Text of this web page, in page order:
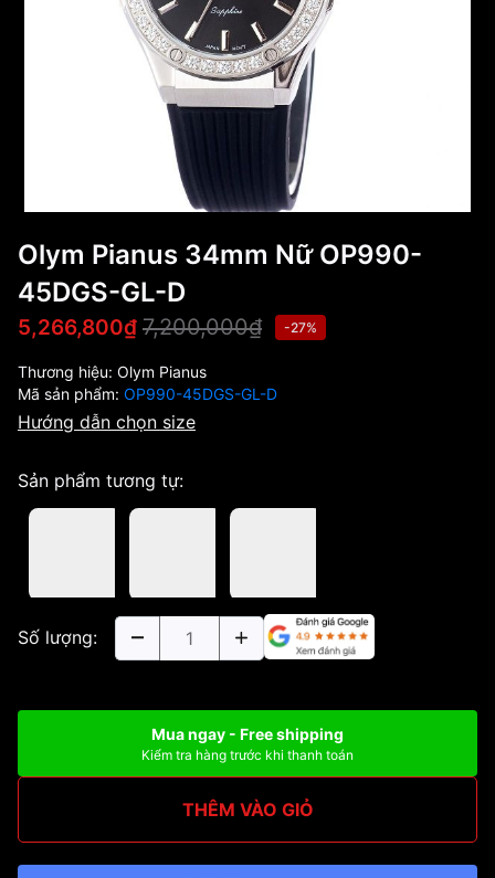
Olym Pianus 34mm Nữ OP990-
45DGS-GL-D
5,266,800₫ 7,200,000₫ -27%
Thương hiệu: Olym Pianus
Mã sản phẩm: OP990-45DGS-GL-D
Hướng dẫn chọn size
Sản phẩm tương tự:
Số lượng:
Mua ngay - Free shipping
Kiểm tra hàng trước khi thanh toán
THÊM VÀO GIỎ